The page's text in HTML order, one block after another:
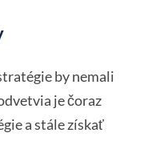
by nemali
je čoraz
a stále získať